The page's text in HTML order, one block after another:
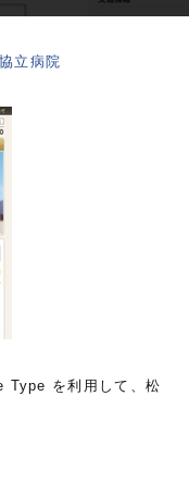
立病院
Type を利用して、松